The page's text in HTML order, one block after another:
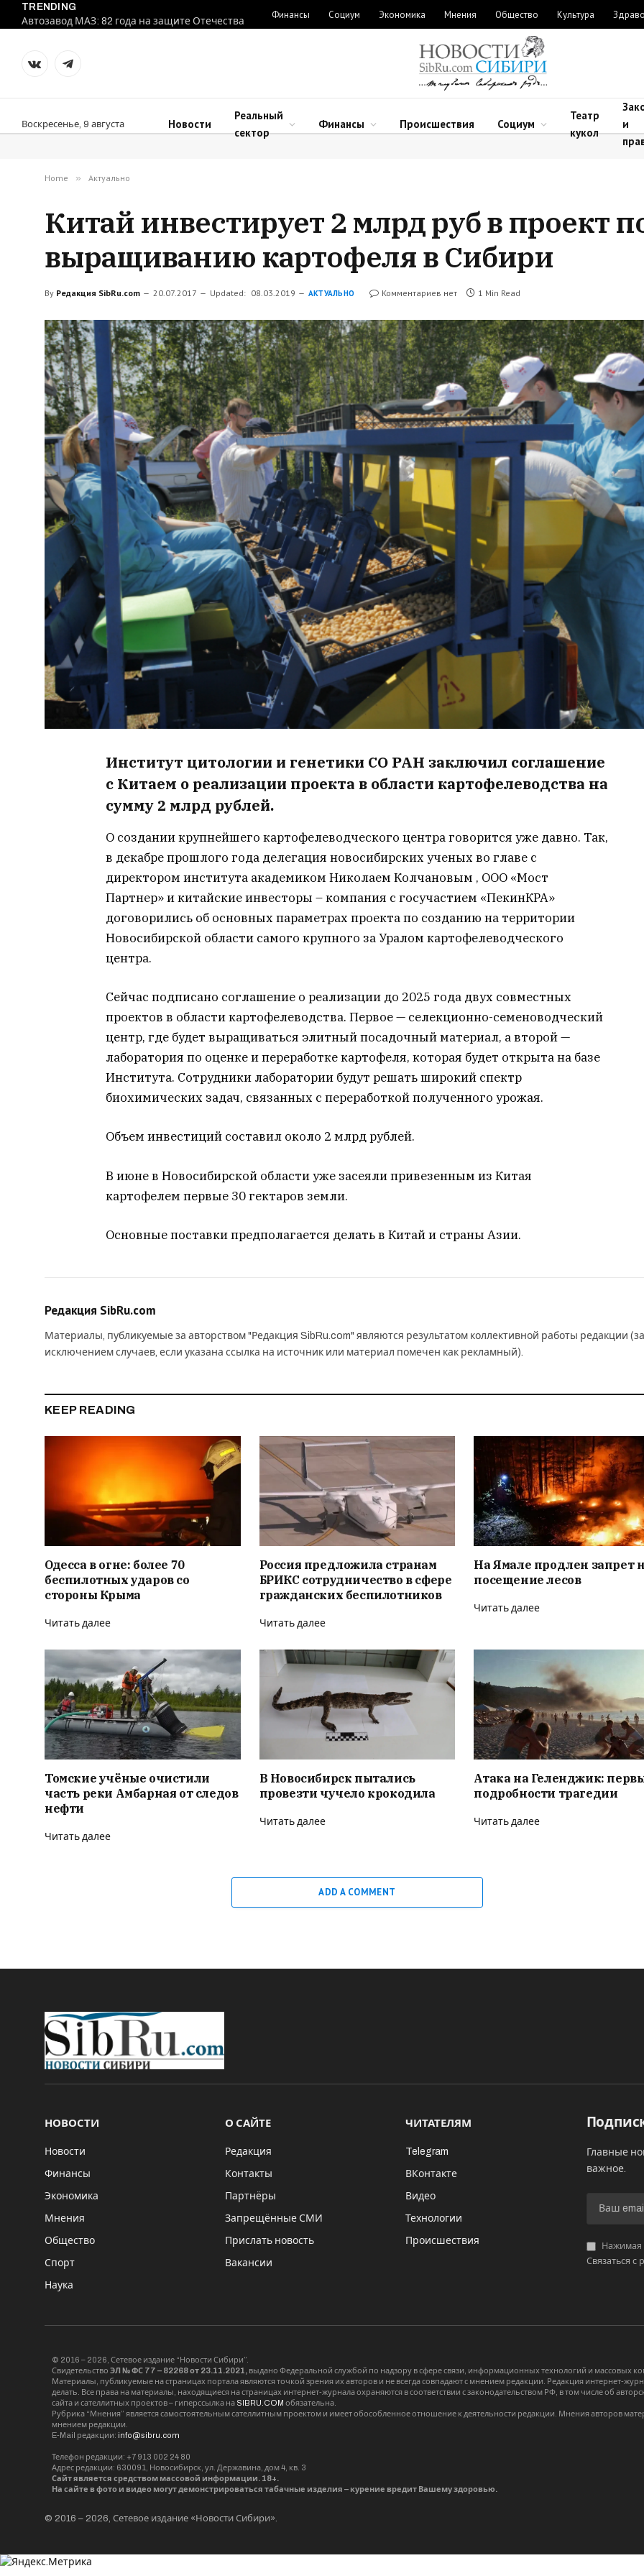
TRENDING
Автозавод МАЗ: 82 года на защите Отечества
Финансы Социум Экономика Мнения Общество Культура
VKontakteTelegram
Воскресенье, 9 августа Новости
Реальный
сектор
Финансы Происшествия Социум
Театр
кукол
и
Home » Актуально
Китай инвестирует 2 млрд руб в проект
выращиванию картофеля в Сибири
By Редакция SibRu.com 20.07.2017 Updated: 08.03.2019 АКТУАЛЬНО Комментариев нет 1 Min Read
Институт цитологии и генетики СО РАН заключил соглашение
с Китаем о реализации проекта в области картофелеводства на
сумму 2 млрд рублей.
О создании крупнейшего картофелеводческого центра говорится уже давно. Так,
в декабре прошлого года делегация новосибирских ученых во главе с
директором института академиком Николаем Колчановым , ООО «Мост
Партнер» и китайские инвесторы – компания с госучастием «ПекинКРА»
договорились об основных параметрах проекта по созданию на территории
Новосибирской области самого крупного за Уралом картофелеводческого
центра.
Сейчас подписано соглашение о реализации до 2025 года двух совместных
проектов в области картофелеводства. Первое — селекционно-семеноводческий
центр, где будет выращиваться элитный посадочный материал, а второй —
лаборатория по оценке и переработке картофеля, которая будет открыта на базе
Института. Сотрудники лаборатории будут решать широкий спектр
биохимических задач, связанных с переработкой полученного урожая.
Объем инвестиций составил около 2 млрд рублей.
В июне в Новосибирской области уже засеяли привезенным из Китая
картофелем первые 30 гектаров земли.
Основные поставки предполагается делать в Китай и страны Азии.
Редакция SibRu.com
Материалы, публикуемые за авторством "Редакция SibRu.com" являются результатом коллективной работы редакции (за
исключением случаев, если указана ссылка на источник или материал помечен как рекламный).
KEEP READING
Одесса в огне: более 70
беспилотных ударов со
стороны Крыма
Читать далее
Россия предложила странам
БРИКС сотрудничество в сфере
гражданских беспилотников
Читать далее
На Ямале продлен запрет
посещение лесов
Читать далее
Томские учёные очистили
часть реки Амбарная от следов
нефти
Читать далее
В Новосибирск пытались
провезти чучело крокодила
Читать далее
Атака на Геленджик:
подробности трагедии
Читать далее
ADD A COMMENT
НОВОСТИ
Новости
Финансы
Экономика
Мнения
Общество
Спорт
Наука
О САЙТЕ
Редакция
Контакты
Партнёры
Запрещённые СМИ
Прислать новость
Вакансии
ЧИТАТЕЛЯМ
Telegram
ВКонтакте
Видео
Технологии
Происшествия
Главные
важное.
Нажимая
Связаться с
© 2016 – 2026, Сетевое издание “Новости Сибири”.
Свидетельство ЭЛ № ФС 77 – 82268 от 23.11.2021, выдано Федеральной службой по надзору в сфере связи, информационных технологий и массовых
Материалы, публикуемые на страницах портала являются точкой зрения их авторов и не всегда совпадают с мнением редакции. Редакция интернет-
делать. Все права на материалы, находящиеся на страницах интернет-журнала охраняются в соответствии с законодательством РФ, в том числе об
сайта и сателлитных проектов – гиперссылка на SIBRU.COM обязательна.
Рубрика “Мнения” является самостоятельным сателлитным проектом и имеет обособленное отношение к деятельности редакции. Мнения авторов
мнением редакции.
E-Mail редакции: info@sibru.com
Телефон редакции: +7 913 002 24 80
Адрес редакции: 630091, Новосибирск, ул. Державина, дом 4, кв. 3
Сайт является средством массовой информации. 18+.
На сайте в фото и видео могут демонстрироваться табачные изделия – курение вредит Вашему здоровью.
© 2016 – 2026, Сетевое издание «Новости Сибири».